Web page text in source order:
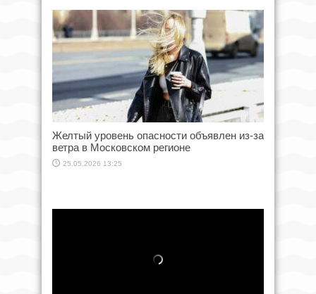
Желтый уровень опасности объявлен из-за
ветра в Московском регионе
25.05.2026 13:25